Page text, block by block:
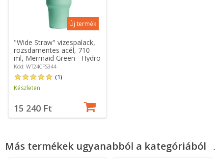
Új termék
"Wide Straw" vizespalack,
rozsdamentes acél, 710
ml, Mermaid Green - Hydro
Flask
Kód: WT24CFS344
(1)
Készleten
15 240 Ft
Más termékek ugyanabból a kategóriából